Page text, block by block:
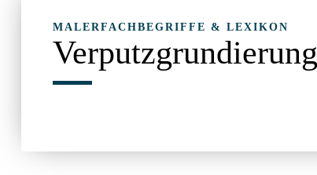
MALERFACHBEGRIFFE & LEXIKON
Verputzgrundierung